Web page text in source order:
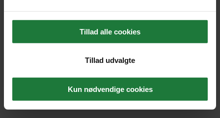
Tillad alle cookies
Tillad udvalgte
Kun nødvendige cookies